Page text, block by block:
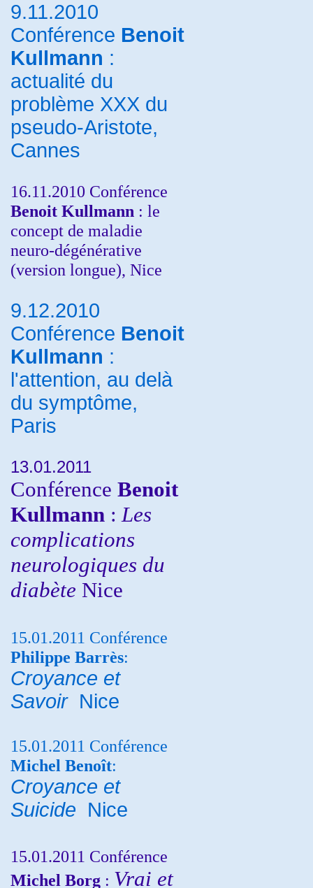
9.11.2010
Conférence Benoit
Kullmann :
actualité du
problème XXX du
pseudo-Aristote,
Cannes
16.11.2010 Conférence
Benoit Kullmann : le
concept de maladie
neuro-dégénérative
(version longue), Nice
9.12.2010
Conférence Benoit
Kullmann :
l'attention, au delà
du symptôme,
Paris
13.01.2011
Conférence Benoit
Kullmann : Les
complications
neurologiques du
diabète Nice
15.01.2011 Conférence
Philippe Barrès:
Croyance et
Savoir Nice
15.01.2011 Conférence
Michel Benoît:
Croyance et
Suicide Nice
15.01.2011 Conférence
Michel Borg : Vrai et